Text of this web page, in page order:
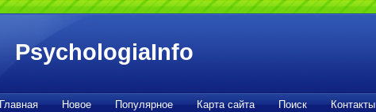
PsychologiaInfo
Главная Новое Популярное Карта сайта Поиск Контакты